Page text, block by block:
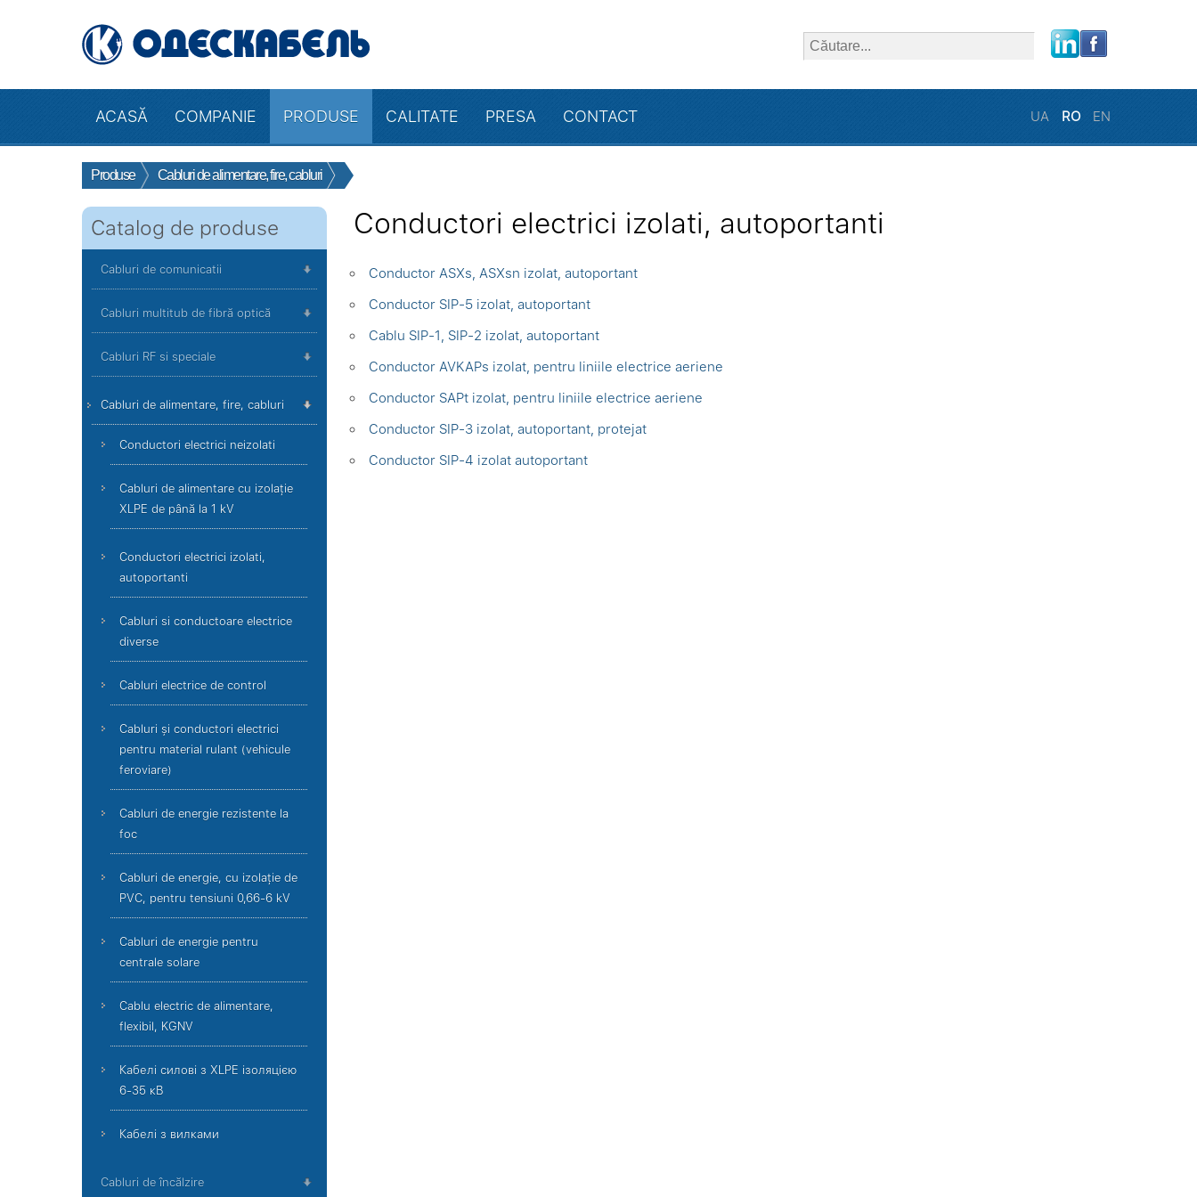
ACASĂ COMPANIE PRODUSE CALITATE PRESA CONTACT UA RO EN
Produse Cabluri de alimentare, fire, cabluri
Catalog de produse
Cabluri de comunicatii
Cabluri multitub de fibră optică
Cabluri RF si speciale
Cabluri de alimentare, fire, cabluri
Conductori electrici neizolati
Cabluri de alimentare cu izolație
XLPE de până la 1 kV
Conductori electrici izolati,
autoportanti
Cabluri si conductoare electrice
diverse
Cabluri electrice de control
Cabluri și conductori electrici
pentru material rulant (vehicule
feroviare)
Cabluri de energie rezistente la
foc
Cabluri de energie, cu izolație de
PVC, pentru tensiuni 0,66-6 kV
Cabluri de energie pentru
centrale solare
Cablu electric de alimentare,
flexibil, KGNV
Кабелі силові з XLPE ізоляцією
6-35 кВ
Кабелі з вилками
Cabluri de încălzire
Conductori electrici izolati, autoportanti
Conductor ASXs, ASXsn izolat, autoportant
Conductor SIP-5 izolat, autoportant
Cablu SIP-1, SIP-2 izolat, autoportant
Conductor AVKAPs izolat, pentru liniile electrice aeriene
Conductor SAPt izolat, pentru liniile electrice aeriene
Conductor SIP-3 izolat, autoportant, protejat
Conductor SIP-4 izolat autoportant
close